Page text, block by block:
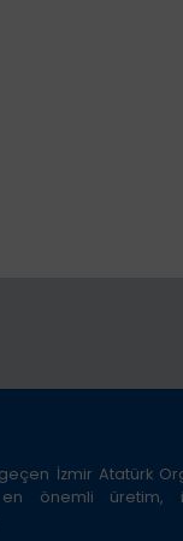
İzmir Atatürk
en önemli